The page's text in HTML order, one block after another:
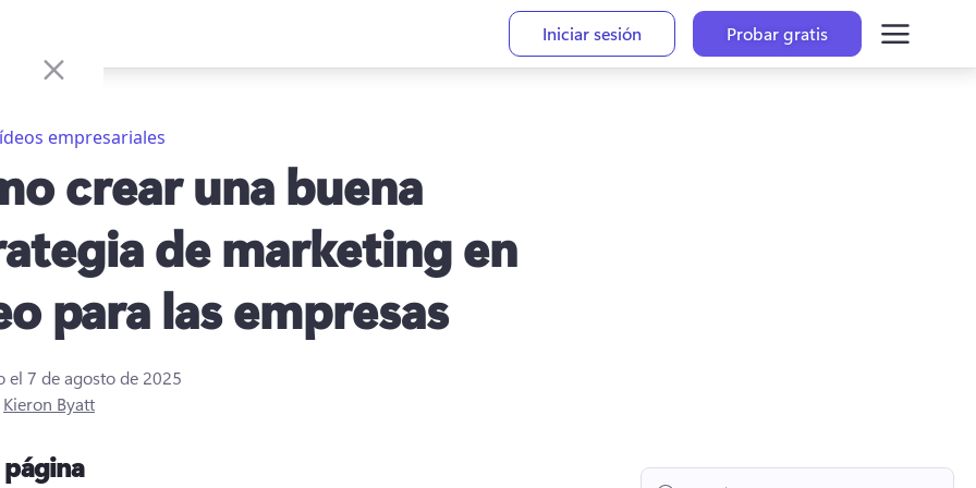
Iniciar sesión Probar gratis
empresariales
crear una buena
de marketing en
para las empresas
el 7 de agosto de 2025
Kieron Byatt
página